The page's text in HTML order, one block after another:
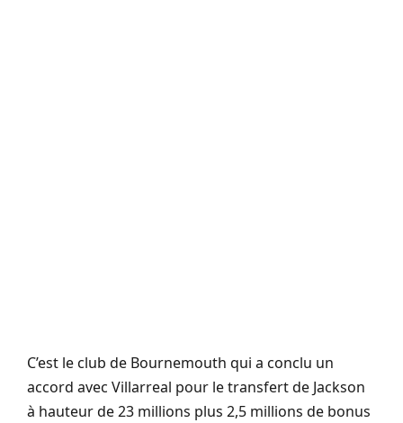
C’est le club de Bournemouth qui a conclu un
accord avec Villarreal pour le transfert de Jackson
à hauteur de 23 millions plus 2,5 millions de bonus